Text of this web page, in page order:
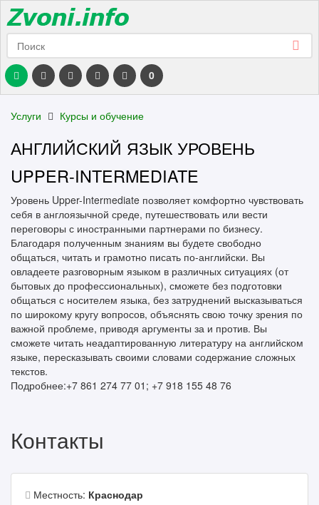
0
Услуги Курсы и обучение
АНГЛИЙСКИЙ ЯЗЫК УРОВЕНЬ
UPPER-INTERMEDIATE
Уровень Upper-Intermediate позволяет комфортно чувствовать
себя в англоязычной среде, путешествовать или вести
переговоры с иностранными партнерами по бизнесу.
Благодаря полученным знаниям вы будете свободно
общаться, читать и грамотно писать по-английски. Вы
овладеете разговорным языком в различных ситуациях (от
бытовых до профессиональных), сможете без подготовки
общаться с носителем языка, без затруднений высказываться
по широкому кругу вопросов, объяснять свою точку зрения по
важной проблеме, приводя аргументы за и против. Вы
сможете читать неадаптированную литературу на английском
языке, пересказывать своими словами содержание сложных
текстов.
Подробнее:+7 861 274 77 01; +7 918 155 48 76
Контакты
Местность: Краснодар